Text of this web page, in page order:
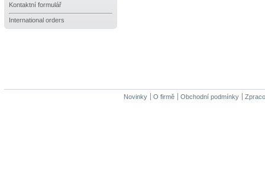
Kontaktní formulář
International orders
Novinky O firmě Obchodní podmínky